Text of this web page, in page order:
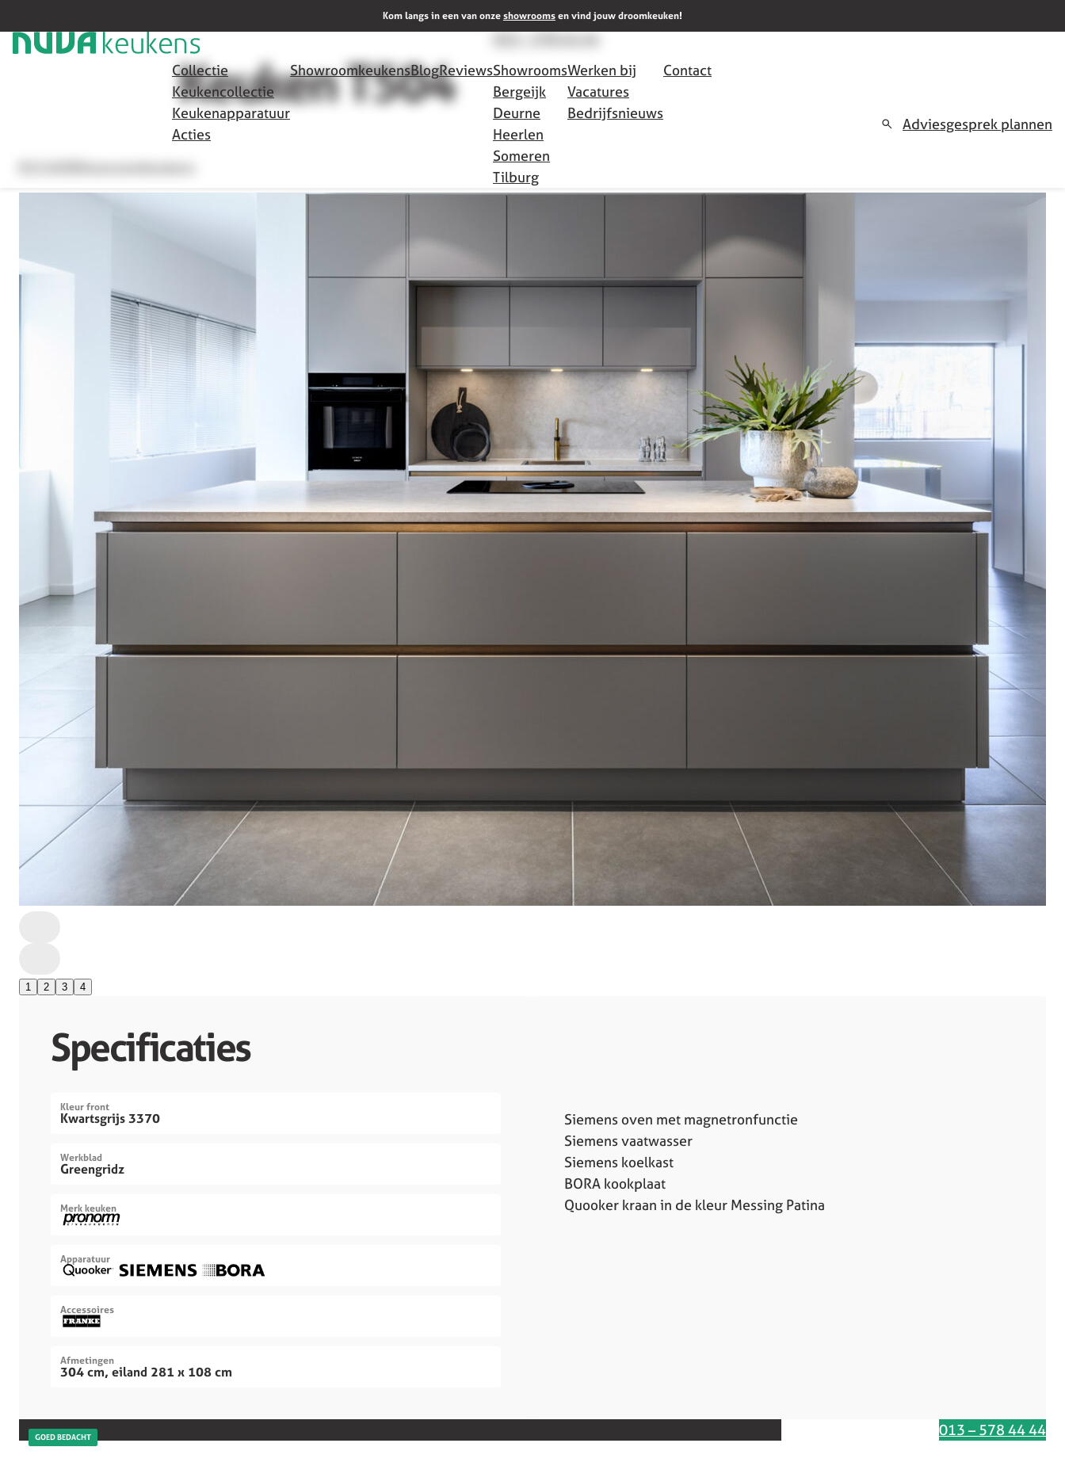
Kom langs in een van onze showrooms en vind jouw droomkeuken!
Collectie
Keukencollectie
Keukenapparatuur
Acties
ShowroomkeukensBlogReviewsShowrooms
Bergeijk
Deurne
Heerlen
Someren
Tilburg
Werken bij
Vacatures
Bedrijfsnieuws
Contact
Adviesgesprek plannen
Keuken T504
Meer info
1 2 3 4
Specificaties
Kleur front
Kwartsgrijs 3370
Werkblad
Greengridz
Merk keuken
Apparatuur
Accessoires
Afmetingen
304 cm, eiland 281 x 108 cm
Siemens oven met magnetronfunctie
Siemens vaatwasser
Siemens koelkast
BORA kookplaat
Quooker kraan in de kleur Messing Patina
GOED BEDACHT 013 – 578 44 44